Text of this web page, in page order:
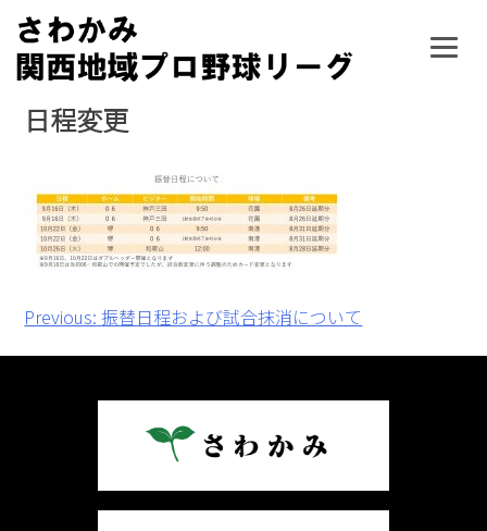
Skip
content
日程変更
投
稿
Previous: 振替日程および試合抹消について